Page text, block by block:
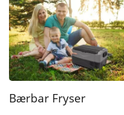
Bærbar Fryser